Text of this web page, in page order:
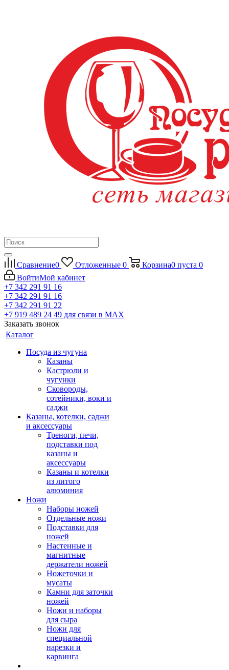
Сравнение0 Отложенные 0 Корзина0 пуста 0
ВойтиМой кабинет
+7 342 291 91 16
+7 342 291 91 16
+7 342 291 91 22
+7 919 489 24 49 для связи в МАХ
Заказать звонок
Каталог
Посуда из чугуна
Казаны
Кастрюли и
чугунки
Сковороды,
сотейники, воки и
саджи
Казаны, котелки, саджи
и аксессуары
Треноги, печи,
подставки под
казаны и
аксессуары
Казаны и котелки
из литого
алюминия
Ножи
Наборы ножей
Отдельные ножи
Подставки для
ножей
Настенные и
магнитные
держатели ножей
Ножеточки и
мусаты
Камни для заточки
ножей
Ножи и наборы
для сыра
Ножи для
специальной
нарезки и
карвинга